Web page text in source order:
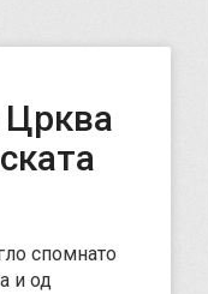
Црква
спомнато
и од